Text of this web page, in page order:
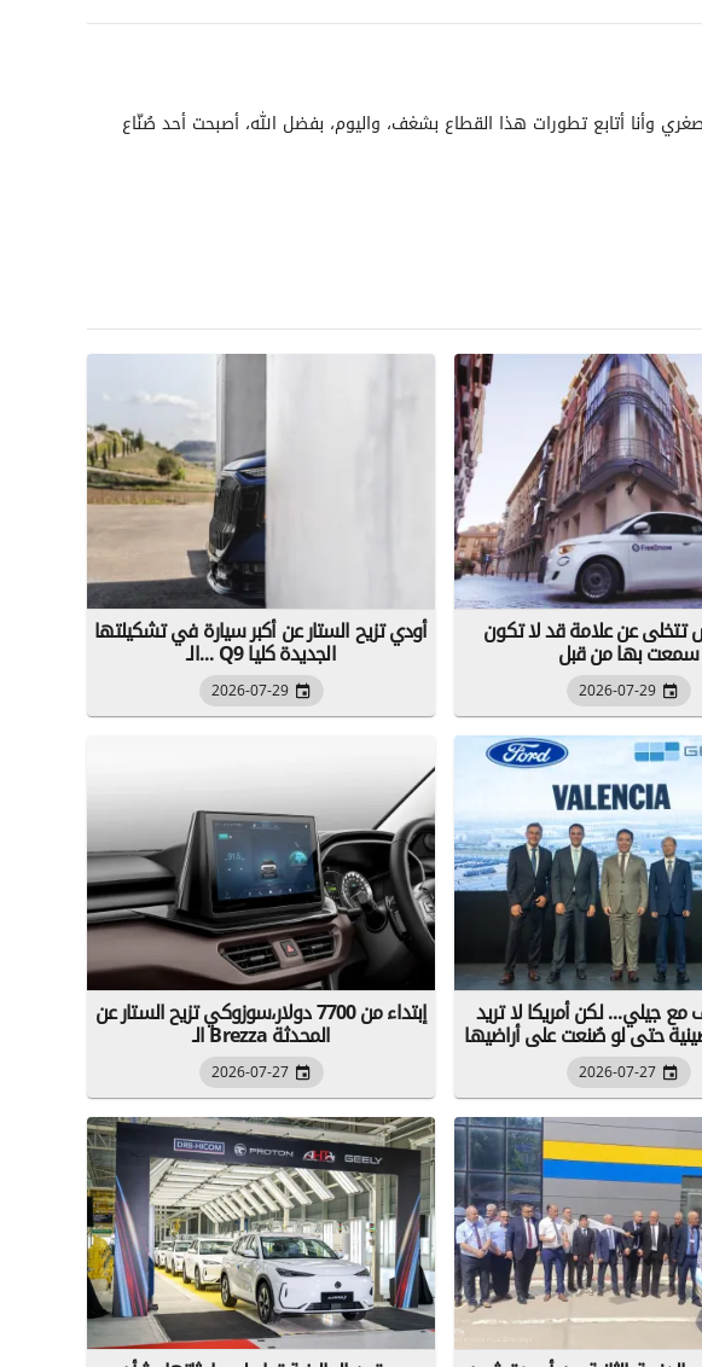
وأنا أتابع تطورات هذا القطاع بشغف، واليوم، بفضل الله، أصبحت أحد صُنّاع
تتخلى عن علامة قد لا تكون
سمعت بها من قبل
2026-07-29
أودي تزيح الستار عن أكبر سيارة في تشكيلتها
...الـ Q9 الجديدة كليا
2026-07-29
مع جيلي... لكن أمريكا لا تريد
2026-07-27
إبتداء من 7700 دولار،سوزوكي تزيح الستار عن
الـ Brezza المحدثة
2026-07-27